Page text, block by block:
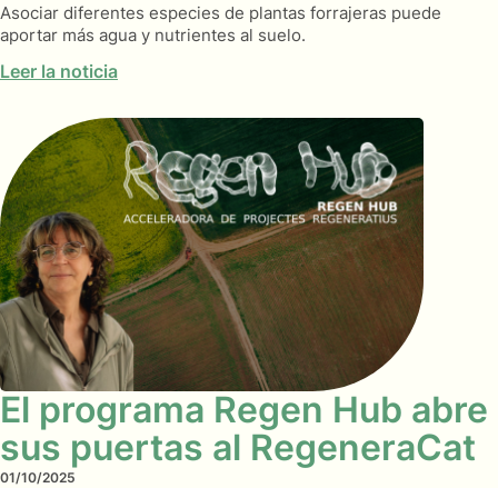
Asociar diferentes especies de plantas forrajeras puede
aportar más agua y nutrientes al suelo.
Leer la noticia
El programa Regen Hub abre
sus puertas al RegeneraCat
01/10/2025